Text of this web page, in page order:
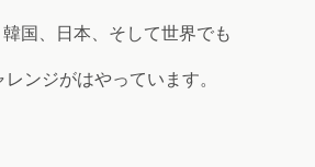
国、日本、そして世界でも
ンジがはやっています。